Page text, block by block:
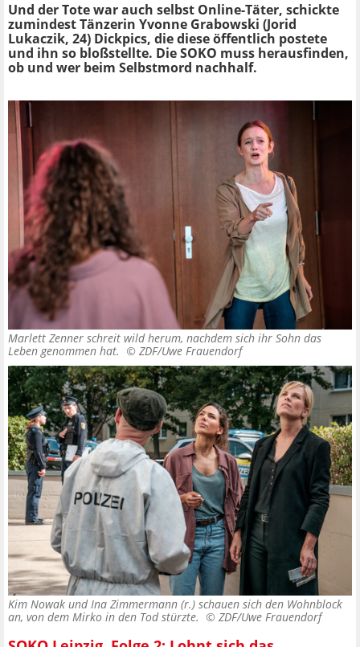
Und der Tote war auch selbst Online-Täter, schickte
zumindest Tänzerin Yvonne Grabowski (Jorid
Lukaczik, 24) Dickpics, die diese öffentlich postete
und ihn so bloßstellte. Die SOKO muss herausfinden,
ob und wer beim Selbstmord nachhalf.
Marlett Zenner schreit wild herum, nachdem sich ihr Sohn das
Leben genommen hat. © ZDF/Uwe Frauendorf
Kim Nowak und Ina Zimmermann (r.) schauen sich den Wohnblock
an, von dem Mirko in den Tod stürzte. © ZDF/Uwe Frauendorf